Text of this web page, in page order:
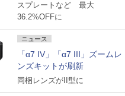
スプレートなど 最大
36.2%OFFに
ニュース
「α7 IV」「α7 III」ズームレ
ンズキットが刷新
同梱レンズがII型に